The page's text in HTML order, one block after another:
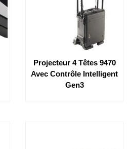
Projecteur 4 Têtes 9470
Avec Contrôle Intelligent
Gen3